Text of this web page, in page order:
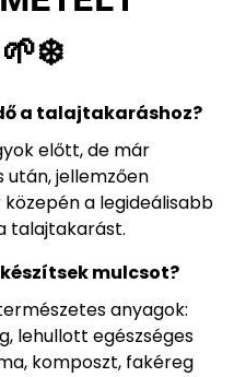
🌱❄️
a talajtakaráshoz?
előtt, de már
után, jellemzően
a legideálisabb
talajtakarást.
mulcsot?
anyagok:
lehullott egészséges
komposzt, fakéreg